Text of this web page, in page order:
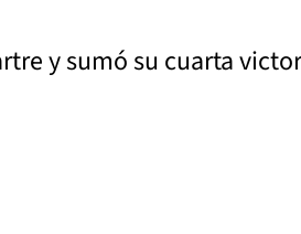
y sumó su cuarta